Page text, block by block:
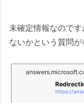
未確定情報なので
ないかという質問が